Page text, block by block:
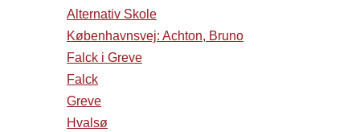
Alternativ Skole
Københavnsvej: Achton, Bruno
Falck i Greve
Falck
Greve
Hvalsø